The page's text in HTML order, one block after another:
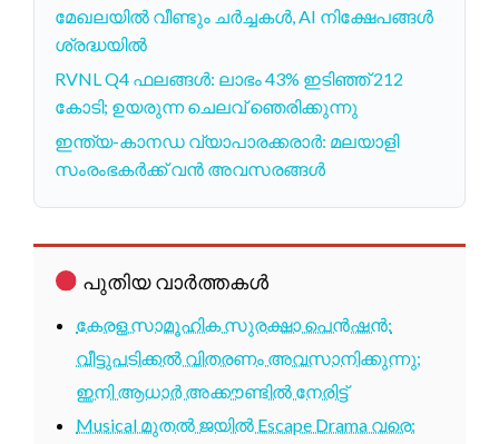
മേഖലയിൽ വീണ്ടും ചർച്ചകൾ, AI നിക്ഷേപങ്ങൾ
ശ്രദ്ധയിൽ
RVNL Q4 ഫലങ്ങള്‍: ലാഭം 43% ഇടിഞ്ഞ് 212
കോടി; ഉയരുന്ന ചെലവ് ഞെരിക്കുന്നു
ഇന്ത്യ-കാനഡ വ്യാപാരക്കരാർ: മലയാളി
സംരംഭകർക്ക് വൻ അവസരങ്ങൾ
പുതിയ വാർത്തകൾ
കേരള സാമൂഹിക സുരക്ഷാ പെൻഷൻ:
വീട്ടുപടിക്കൽ വിതരണം അവസാനിക്കുന്നു;
ഇനി ആധാർ അക്കൗണ്ടിൽ നേരിട്ട്
Musical മുതൽ ജയിൽ Escape Drama വരെ: